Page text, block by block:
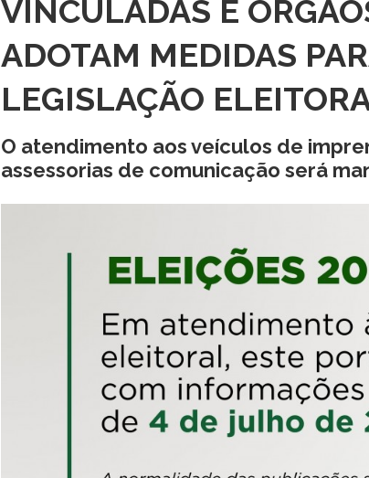
VINCULADAS E
ADOTAM MEDIDAS
LEGISLAÇÃO
O atendimento aos veículos de
assessorias de comunicação será